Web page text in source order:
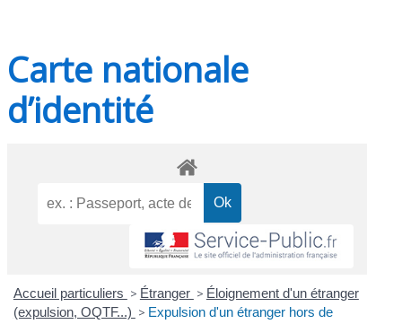
Carte nationale
d’identité
Accueil particuliers > Étranger > Éloignement d'un étranger
(expulsion, OQTF...) > Expulsion d'un étranger hors de